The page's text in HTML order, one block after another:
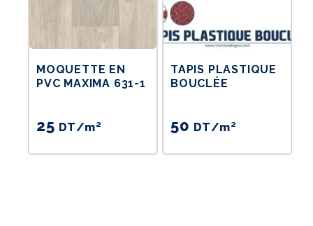
MOQUETTE EN
PVC MAXIMA 631-1
25 DT/m²
TAPIS PLASTIQUE
BOUCLÉE
50 DT/m²